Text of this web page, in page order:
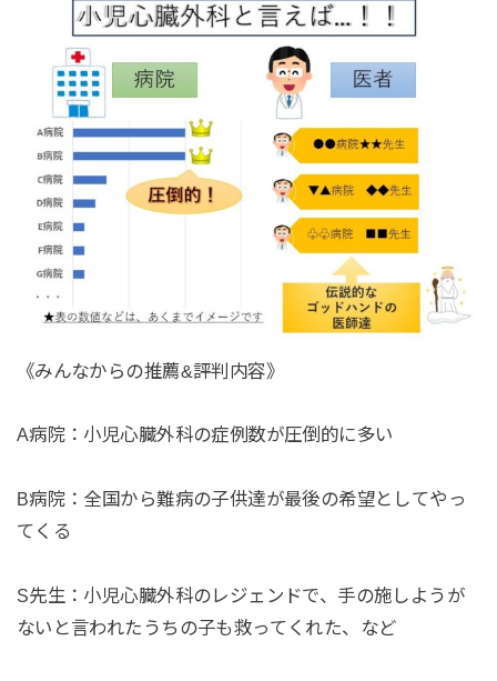
《みんなからの推薦&評判内容》
A病院：小児心臓外科の症例数が圧倒的に多い
B病院：全国から難病の子供達が最後の希望としてやっ
てくる
S先生：小児心臓外科のレジェンドで、手の施しようが
ないと言われたうちの子も救ってくれた、など